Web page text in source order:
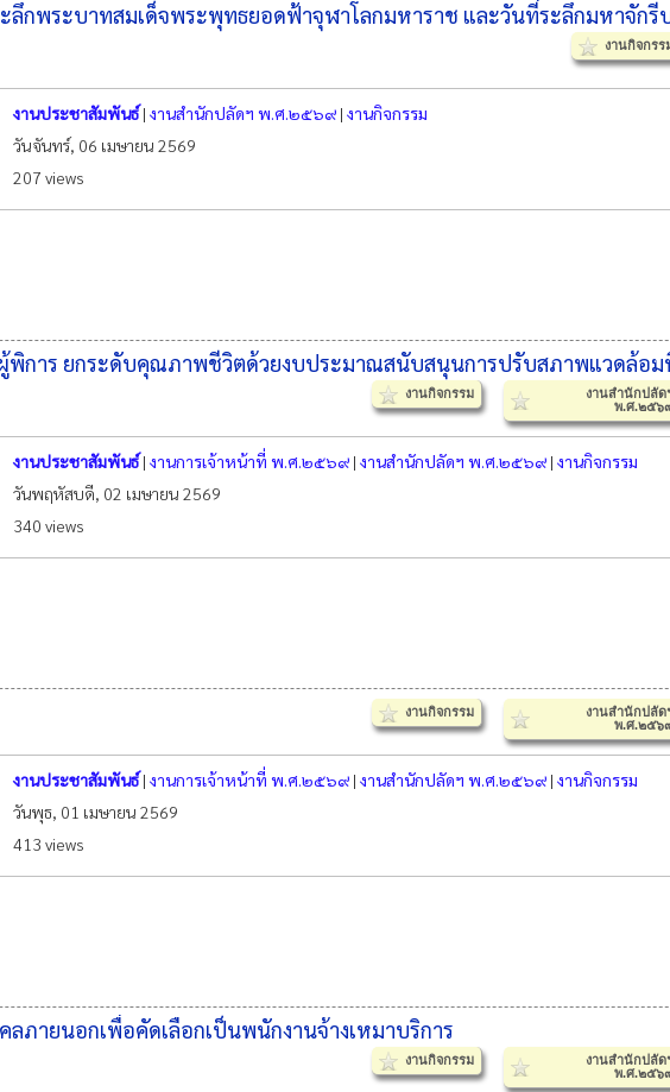
ลึกพระบาทสมเด็จพระพุทธยอดฟ้าจุฬาโลกมหาราช และวันที่ระลึกมหาจักรี
งานกิจกรร
งานประชาสัมพันธ์| งานสำนักปลัดฯ พ.ศ.๒๕๖๙| งานกิจกรรม
วันจันทร์, 06 เมษายน 2569
207 views
พิการ ยกระดับคุณภาพชีวิตด้วยงบประมาณสนับสนุนการปรับสภาพแวดล้อ
งานสำนักปลัด
พ.ศ.๒๕๖
งานกิจกรรม
งานประชาสัมพันธ์| งานการเจ้าหน้าที่ พ.ศ.๒๕๖๙| งานสำนักปลัดฯ พ.ศ.๒๕๖๙| งานกิจกรรม
วันพฤหัสบดี, 02 เมษายน 2569
340 views
งานสำนักปลัด
พ.ศ.๒๕๖
งานกิจกรรม
งานประชาสัมพันธ์| งานการเจ้าหน้าที่ พ.ศ.๒๕๖๙| งานสำนักปลัดฯ พ.ศ.๒๕๖๙| งานกิจกรรม
วันพุธ, 01 เมษายน 2569
413 views
ภายนอกเพื่อคัดเลือกเป็นพนักงานจ้างเหมาบริการ
งานสำนักปลัด
พ.ศ.๒๕๖
งานกิจกรรม